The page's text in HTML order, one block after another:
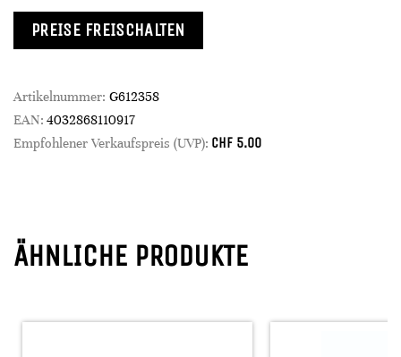
PREISE FREISCHALTEN
Artikelnummer: G612358
EAN: 4032868110917
Empfohlener Verkaufspreis (UVP): CHF 5.00
ÄHNLICHE PRODUKTE